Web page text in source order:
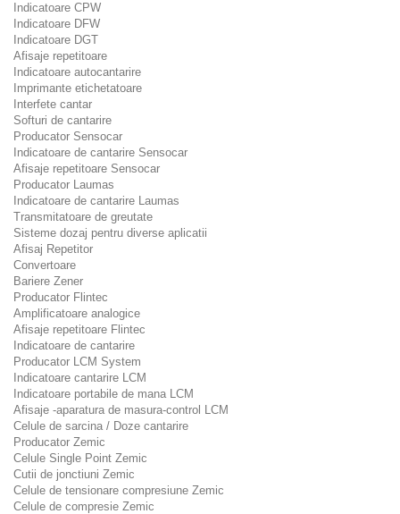
Indicatoare CPW
Indicatoare DFW
Indicatoare DGT
Afisaje repetitoare
Indicatoare autocantarire
Imprimante etichetatoare
Interfete cantar
Softuri de cantarire
Producator Sensocar
Indicatoare de cantarire Sensocar
Afisaje repetitoare Sensocar
Producator Laumas
Indicatoare de cantarire Laumas
Transmitatoare de greutate
Sisteme dozaj pentru diverse aplicatii
Afisaj Repetitor
Convertoare
Bariere Zener
Producator Flintec
Amplificatoare analogice
Afisaje repetitoare Flintec
Indicatoare de cantarire
Producator LCM System
Indicatoare cantarire LCM
Indicatoare portabile de mana LCM
Afisaje -aparatura de masura-control LCM
Celule de sarcina / Doze cantarire
Producator Zemic
Celule Single Point Zemic
Cutii de jonctiuni Zemic
Celule de tensionare compresiune Zemic
Celule de compresie Zemic